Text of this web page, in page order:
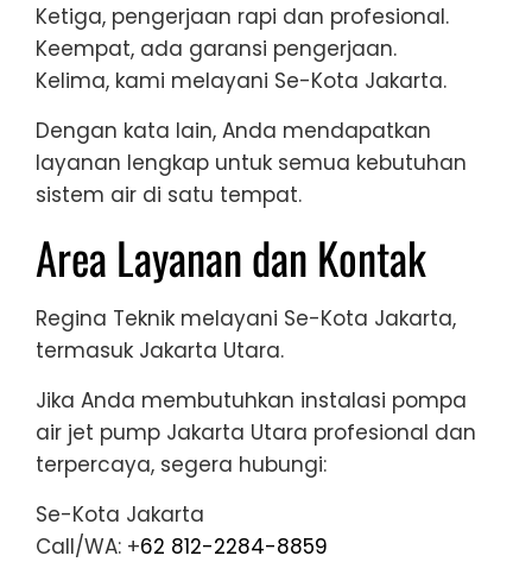
Ketiga, pengerjaan rapi dan profesional.
Keempat, ada garansi pengerjaan.
Kelima, kami melayani Se-Kota Jakarta.
Dengan kata lain, Anda mendapatkan
layanan lengkap untuk semua kebutuhan
sistem air di satu tempat.
Area Layanan dan Kontak
Regina Teknik melayani Se-Kota Jakarta,
termasuk Jakarta Utara.
Jika Anda membutuhkan instalasi pompa
air jet pump Jakarta Utara profesional dan
terpercaya, segera hubungi:
Se-Kota Jakarta
Call/WA: +62 812-2284-8859